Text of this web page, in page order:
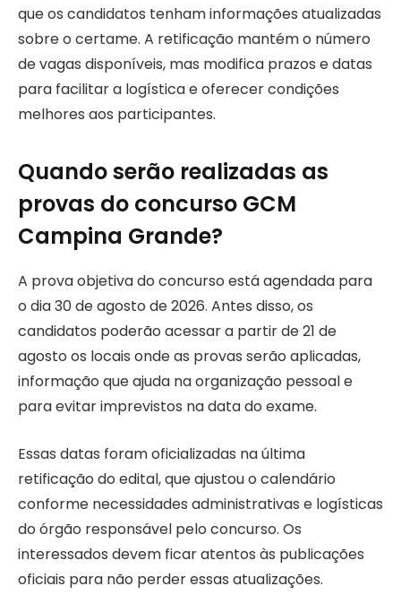
que os candidatos tenham informações atualizadas
sobre o certame. A retificação mantém o número
de vagas disponíveis, mas modifica prazos e datas
para facilitar a logística e oferecer condições
melhores aos participantes.
Quando serão realizadas as
provas do concurso GCM
Campina Grande?
A prova objetiva do concurso está agendada para
o dia 30 de agosto de 2026. Antes disso, os
candidatos poderão acessar a partir de 21 de
agosto os locais onde as provas serão aplicadas,
informação que ajuda na organização pessoal e
para evitar imprevistos na data do exame.
Essas datas foram oficializadas na última
retificação do edital, que ajustou o calendário
conforme necessidades administrativas e logísticas
do órgão responsável pelo concurso. Os
interessados devem ficar atentos às publicações
oficiais para não perder essas atualizações.